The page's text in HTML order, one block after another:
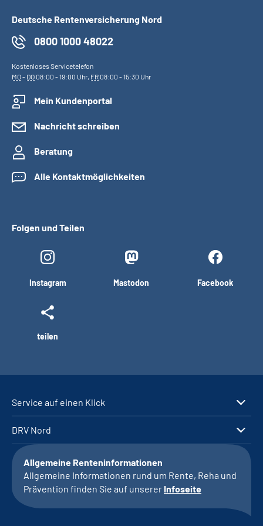
Deutsche Rentenversicherung Nord
0800 1000 48022
Kostenloses Servicetelefon
MO- DO08:00 - 19:00 Uhr, FR08:00 - 15:30 Uhr
Mein Kundenportal
Nachricht schreiben
Beratung
Alle Kontaktmöglichkeiten
Folgen und Teilen
Instagram Mastodon Facebook
teilen
Service auf einen Klick
DRV Nord
Allgemeine Renteninformationen
Allgemeine Informationen rund um Rente, Reha und
Prävention finden Sie auf unserer Infoseite